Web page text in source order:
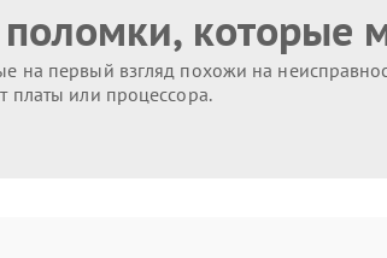
которые
на первый взгляд похожи на
платы или процессора.